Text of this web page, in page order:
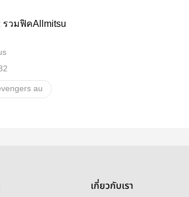
วมฟิคAllmitsu
au
เกี่ยวกับเรา